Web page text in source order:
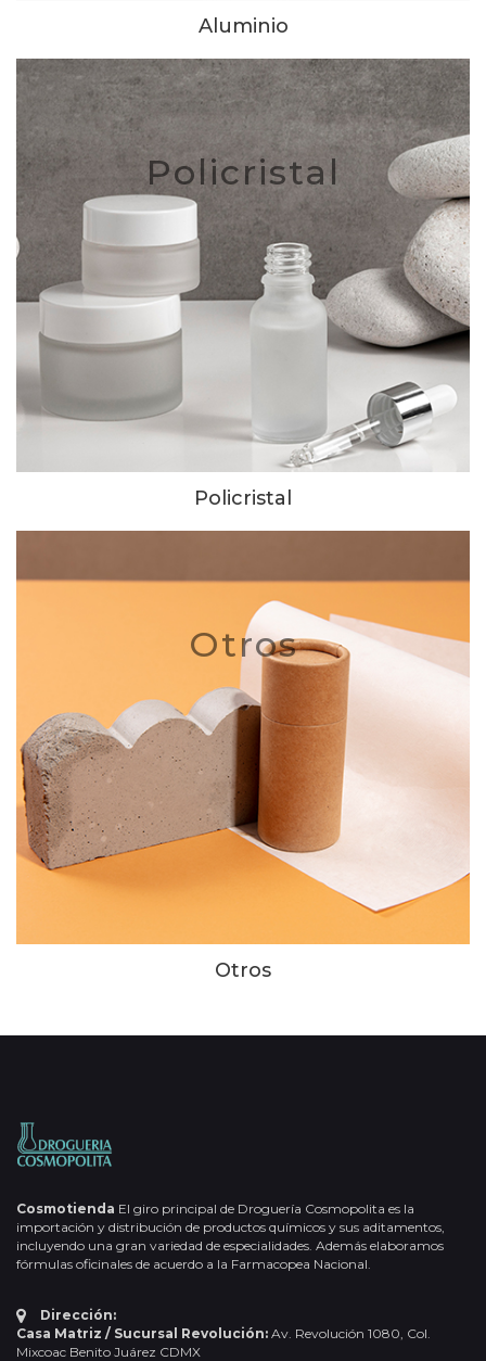
Aluminio
Policristal
Policristal
Otros
Otros
Cosmotienda El giro principal de Droguería Cosmopolita es la
importación y distribución de productos químicos y sus aditamentos,
incluyendo una gran variedad de especialidades. Además elaboramos
fórmulas oficinales de acuerdo a la Farmacopea Nacional.
Dirección:
Casa Matriz / Sucursal Revolución: Av. Revolución 1080, Col.
Mixcoac Benito Juárez CDMX